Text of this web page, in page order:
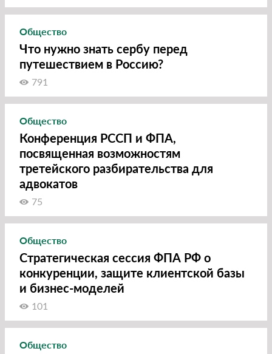
Общество
Что нужно знать сербу перед
путешествием в Россию?
791
Общество
Конференция РССП и ФПА,
посвященная возможностям
третейского разбирательства для
адвокатов
75
Общество
Стратегическая сессия ФПА РФ о
конкуренции, защите клиентской базы
и бизнес-моделей
101
Общество